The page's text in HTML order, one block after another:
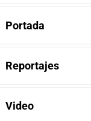
Portada
Reportajes
Video